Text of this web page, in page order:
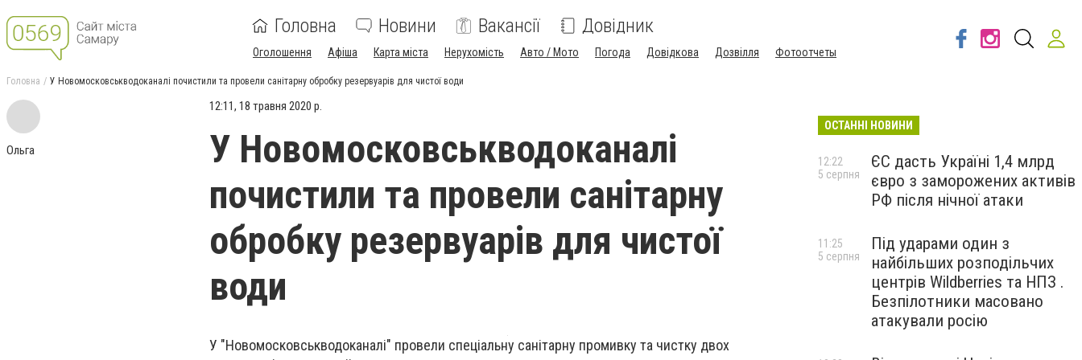
Головна Новини Вакансії Довідник
Оголошення Афіша Карта міста Нерухомість Авто / Мото Погода Довідкова Дозвілля Фотоотчеты
Головна У Новомосковськводоканалі почистили та провели санітарну обробку резервуарів для чистої води
Ольга
12:11, 18 травня 2020 р.
У Новомосковськводоканалі
почистили та провели санітарну
обробку резервуарів для чистої
води
У "Новомосковськводоканалі" провели спеціальну санітарну промивку та чистку двох
ОСТАННІ НОВИНИ
ЄС дасть Україні 1,4 млрд
євро з заморожених активів
РФ після нічної атаки
12:22
5 серпня
Під ударами один з
найбільших розподільчих
центрів Wildberries та НПЗ .
Безпілотники масовано
атакували росію
11:25
5 серпня